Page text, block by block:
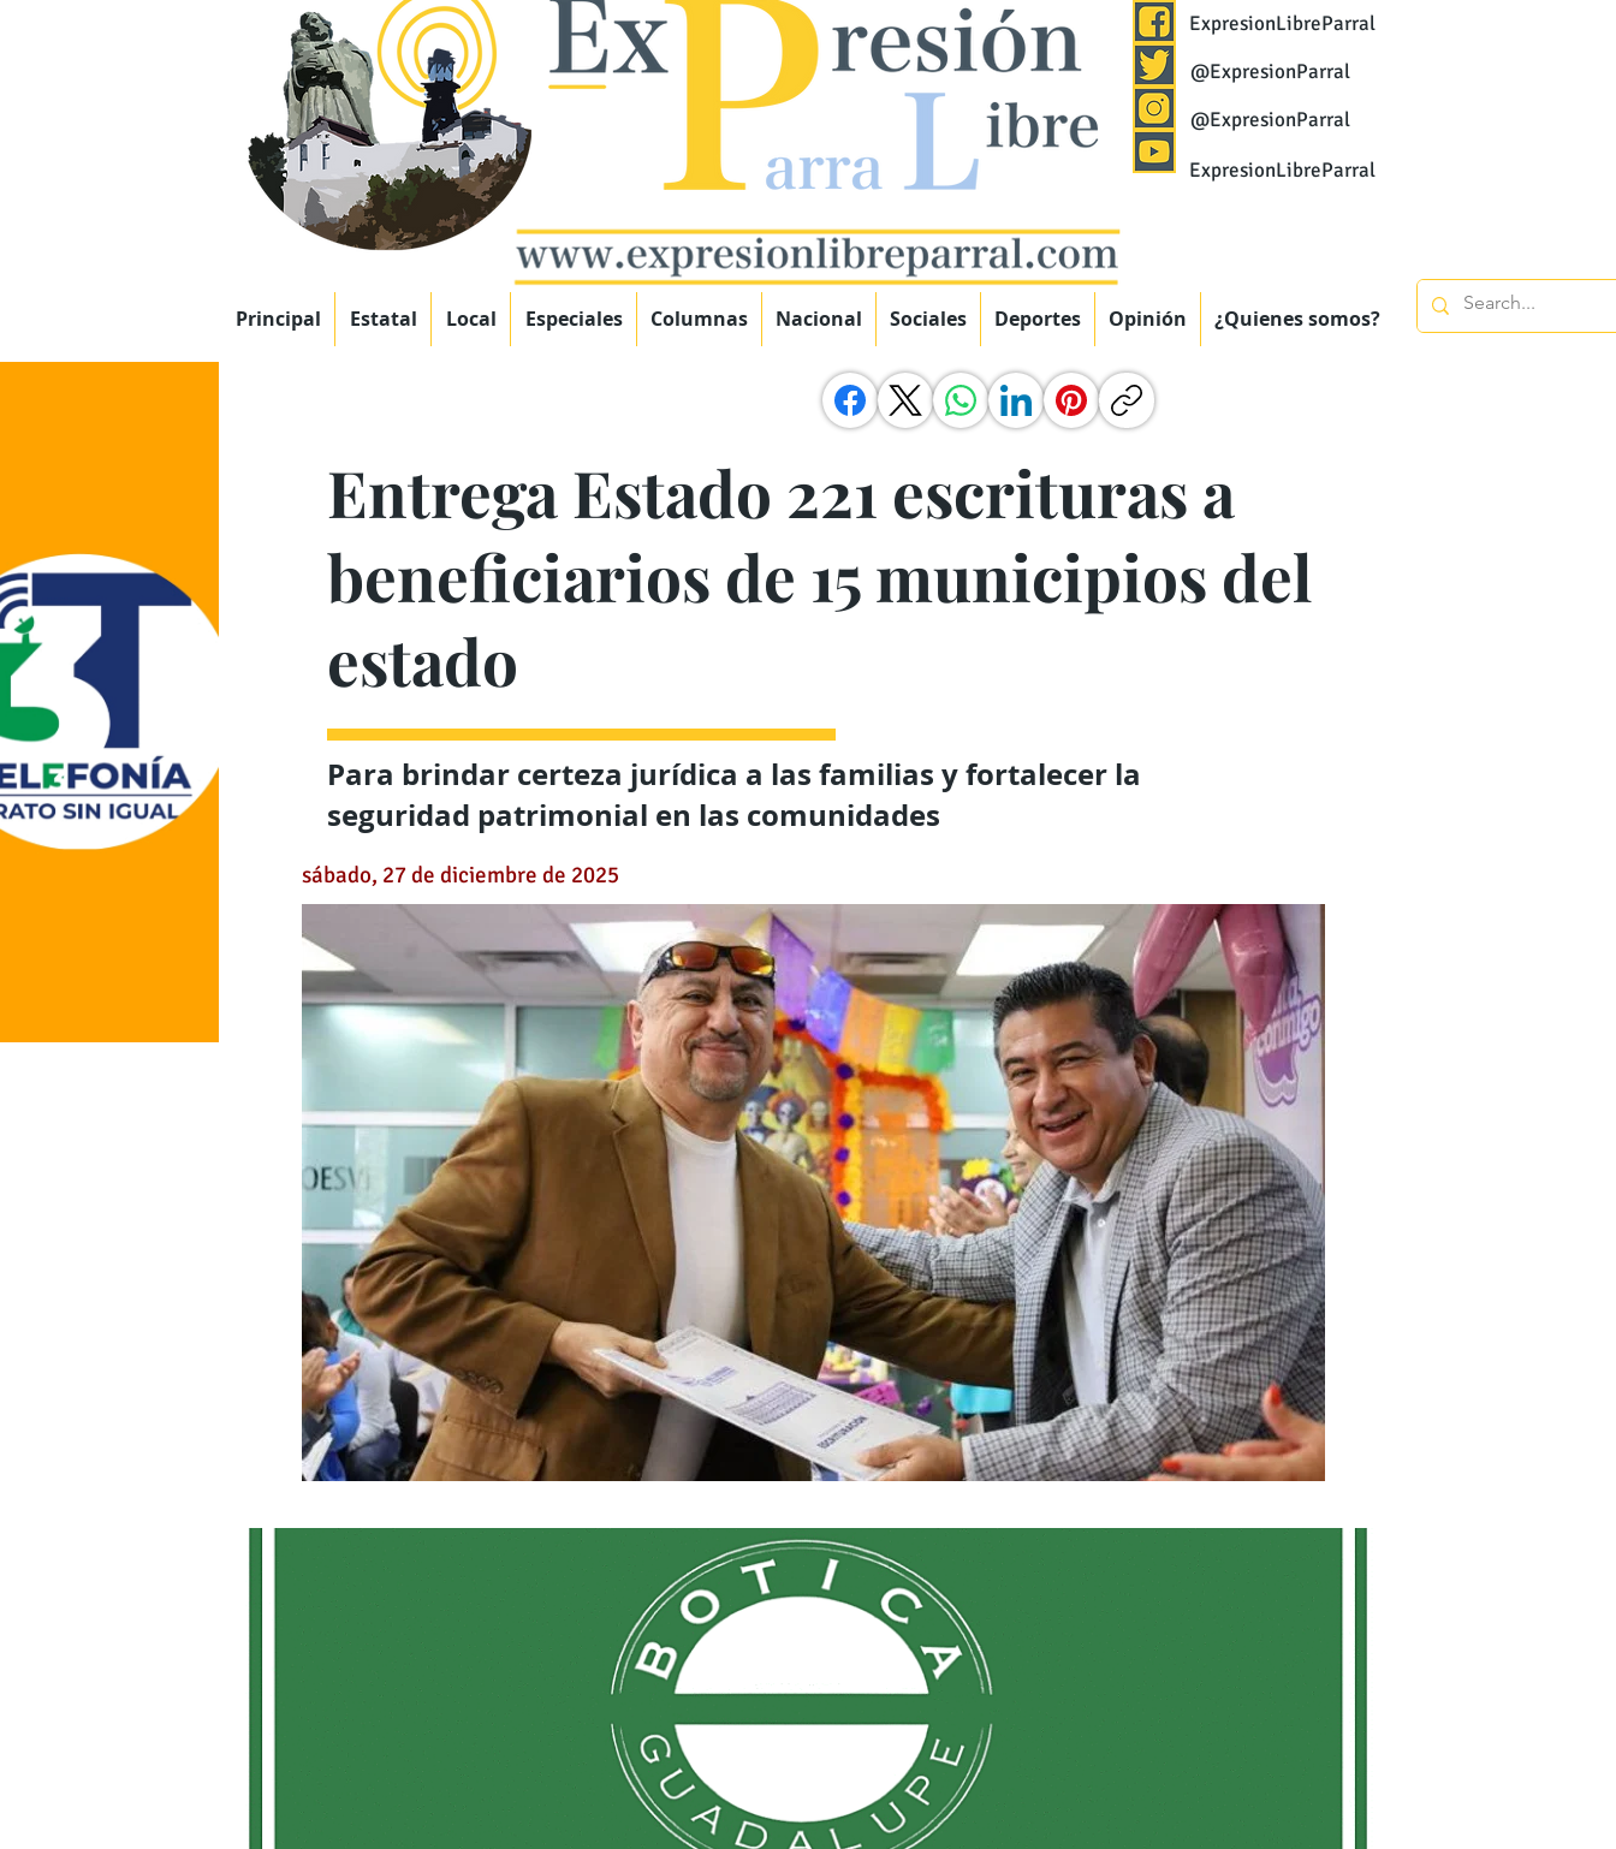
ExpresionLibreParral
@ExpresionParral
@ExpresionParral
ExpresionLibreParral
Principal Estatal Local Especiales Columnas Nacional Sociales Deportes Opinión ¿Quienes somos?
Entrega Estado 221 escrituras a
beneficiarios de 15 municipios del
estado
Para brindar certeza jurídica a las familias y fortalecer la
seguridad patrimonial en las comunidades
sábado, 27 de diciembre de 2025